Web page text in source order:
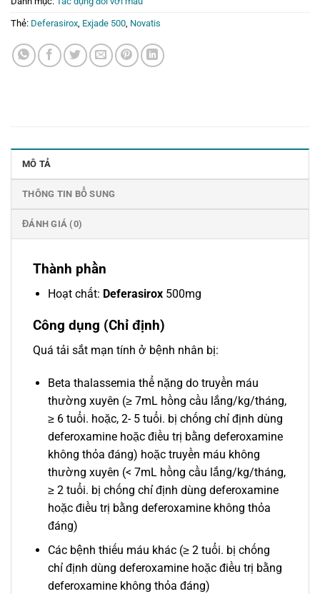
Thẻ: Deferasirox, Exjade 500, Novatis
MÔ TẢ
THÔNG TIN BỔ SUNG
ĐÁNH GIÁ (0)
Thành phần
Hoạt chất: Deferasirox500mg
Công dụng (Chỉ định)
Quá tải sắt mạn tính ở bệnh nhân bị:
Beta thalassemia thể nặng do truyền máu
thường xuyên (≥ 7mL hồng cầu lắng/kg/tháng,
≥ 6 tuổi. hoặc, 2- 5 tuổi. bị chống chỉ định dùng
deferoxamine hoặc điều trị bằng deferoxamine
không thỏa đáng) hoặc truyền máu không
thường xuyên (< 7mL hồng cầu lắng/kg/tháng,
≥ 2 tuổi. bị chống chỉ định dùng deferoxamine
hoặc điều trị bằng deferoxamine không thỏa
đáng)
Các bệnh thiếu máu khác (≥ 2 tuổi. bị chống
chỉ định dùng deferoxamine hoặc điều trị bằng
deferoxamine không thỏa đáng)